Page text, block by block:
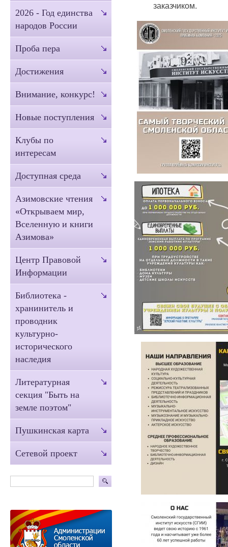
заказчиком.
2026 - Год единства
народов России
Проба пера
Достижения
Внимание, конкурс!
Новые поступления
Клубы по
интересам
Доступная среда
Азимовские чтения
«Открываем мир,
Вселенную и книги
Азимова»
Центр Правовой
Информации
Библиотека -
хранинитель и
проводник
культурно-
исторического
наследия
Литературная
секция "Быть на
земле поэтом"
Пушкинская карта
Сетевой проект